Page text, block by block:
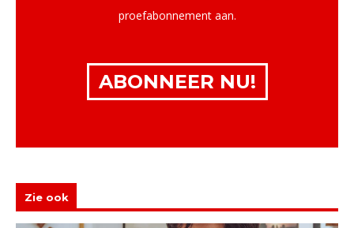
proefabonnement aan.
ABONNEER NU!
Zie ook